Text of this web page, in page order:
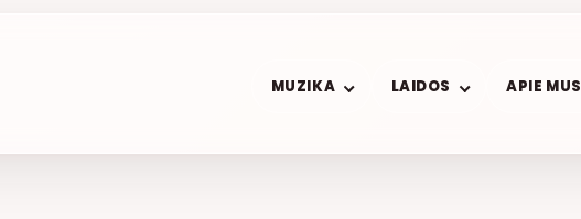
MUZIKA LAIDOS APIE MUS